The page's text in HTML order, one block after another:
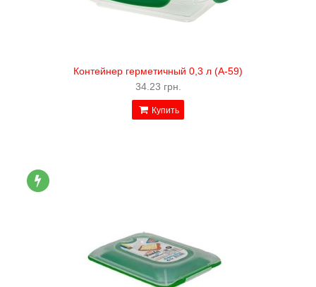
Контейнер герметичный 0,3 л (А-59)
34.23 грн.
Купить